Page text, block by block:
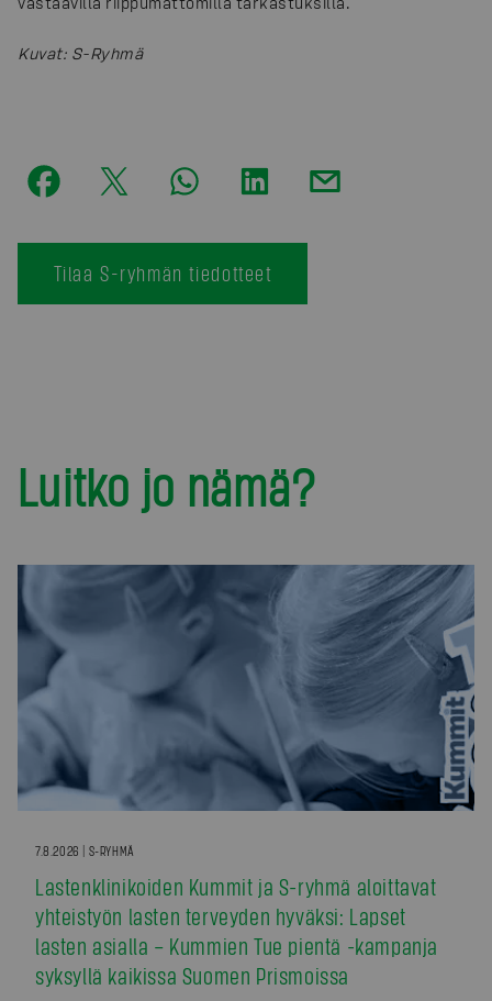
Kuvat: S-Ryhmä
Tilaa S-ryhmän tiedotteet
Luitko jo nämä?
7.8.2026 | S-RYHMÄ
Lastenklinikoiden Kummit ja S-ryhmä aloittavat
yhteistyön lasten terveyden hyväksi: Lapset
lasten asialla – Kummien Tue pientä -kampanja
syksyllä kaikissa Suomen Prismoissa